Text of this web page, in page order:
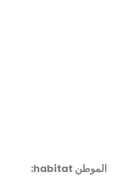
الموطن habitat
: